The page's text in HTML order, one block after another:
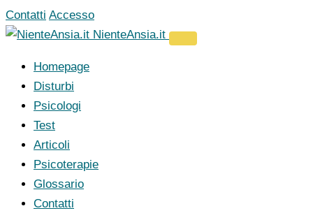
Vai
al
Contatti Accesso
NienteAnsia.it
Homepage
Disturbi
Psicologi
Test
Articoli
Psicoterapie
Glossario
Contatti